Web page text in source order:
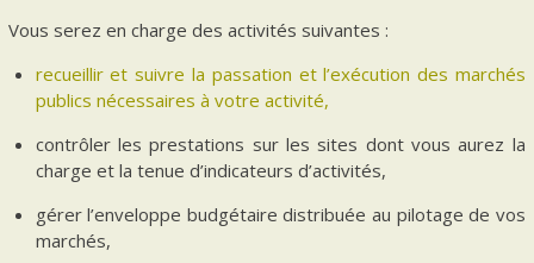
Vous serez en charge des activités suivantes :
recueillir et suivre la passation et l’exécution des marchés
publics nécessaires à votre activité,
contrôler les prestations sur les sites dont vous aurez la
charge et la tenue d’indicateurs d’activités,
gérer l’enveloppe budgétaire distribuée au pilotage de vos
marchés,